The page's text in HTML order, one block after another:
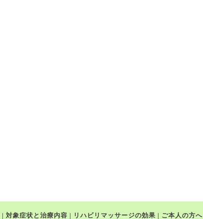
| 対象症状と治療内容 | リハビリマッサージの効果 | ご本人の方へ